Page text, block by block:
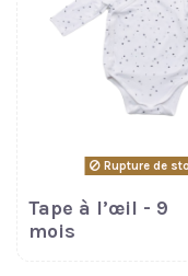
Rupture de
Tape à l’œil - 9
mois